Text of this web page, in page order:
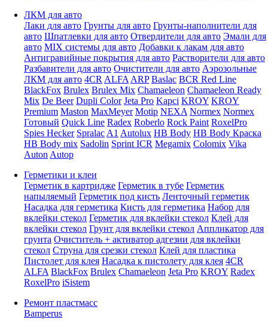
ЛКМ для авто
Лаки для авто Грунты для авто Грунты-наполнители для
авто Шпатлевки для авто Отвердители для авто Эмали для
авто MIX системы для авто Добавки к лакам для авто
Антигравийные покрытия для авто Растворители для авто
Разбавители для авто Очистители для авто Аэрозольные
ЛКМ для авто 4CR ALFA ARP Baslac BCR Red Line
BlackFox Brulex Brulex Mix Chamaeleon Chamaeleon Ready
Mix De Beer Dupli Color Jeta Pro Kapci KROY KROY
Premium Maston MaxMeyer Motip NEXA Normex Normex
Готовый Quick Line Radex Roberlo Rock Paint RoxelPro
Spies Hecker Spralac A1 Autolux HB Body HB Body Краска
HB Body mix Sadolin Sprint ICR Megamix Colomix Vika
Auton Autop
Герметики и клеи
Герметик в картридже Герметик в тубе Герметик
напыляемый Герметик под кисть Ленточный герметик
Насадка для герметика Кисть для герметика Набор для
вклейки стекол Герметик для вклейки стекол Клей для
вклейки стекол Грунт для вклейки стекол Аппликатор для
грунта Очиститель + активатор адгезии для вклейки
стекол Струна для срезки стекол Клей для пластика
Пистолет для клея Насадка к пистолету для клея 4CR
ALFA BlackFox Brulex Chamaeleon Jeta Pro KROY Radex
RoxelPro iSistem
Ремонт пластмасс
Bamperus